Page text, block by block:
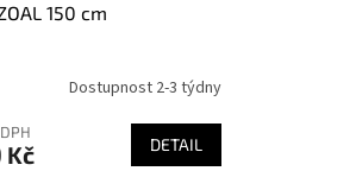
150 cm
Dostupnost 2-3 týdny
Kč DETAIL